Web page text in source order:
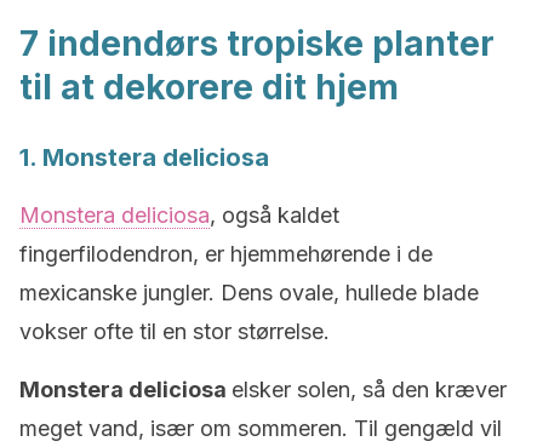
7 indendørs tropiske planter
til at dekorere dit hjem
1. Monstera deliciosa
Monstera deliciosa, også kaldet
fingerfilodendron, er hjemmehørende i de
mexicanske jungler. Dens ovale, hullede blade
vokser ofte til en stor størrelse.
Monstera deliciosa elsker solen, så den kræver
meget vand, især om sommeren. Til gengæld vil